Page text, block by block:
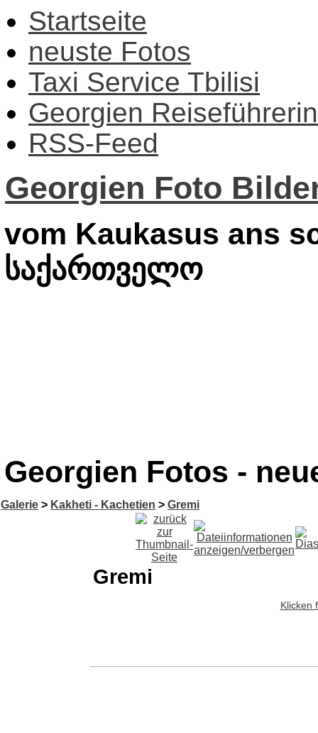
Startseite
neuste Fotos
Taxi Service Tbilisi
Georgien Reiseführerin
RSS-Feed
Georgien Foto
vom Kaukasus ans
საქართველო
Georgien Fotos -
Galerie > Kakheti - Kachetien > Gremi
Gremi
Klicken